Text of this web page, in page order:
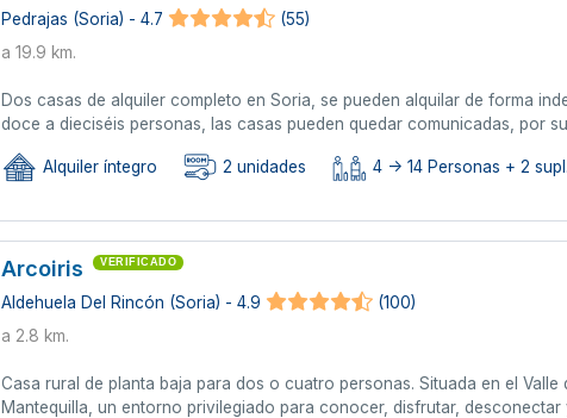
Pedrajas (Soria) - 4.7
(55)
a 19.9 km.
Dos casas de alquiler completo en Soria, se pueden alquilar de forma
doce a dieciséis personas, las casas pueden quedar comunicadas, por
Alquiler íntegro 2 unidades 4 -> 14 Personas + 2 supl.
Arcoiris VERIFICADO
Aldehuela Del Rincón (Soria) - 4.9
(100)
a 2.8 km.
Casa rural de planta baja para dos o cuatro personas. Situada en el
Mantequilla, un entorno privilegiado para conocer, disfrutar, desconectar